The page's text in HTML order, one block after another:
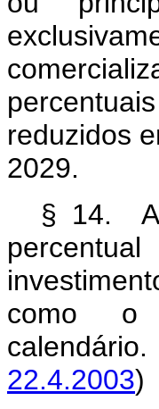
reduzidos
§ 14. A
como o
22.4.2003